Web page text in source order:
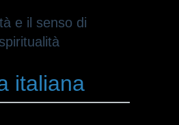
e il senso di
italiana